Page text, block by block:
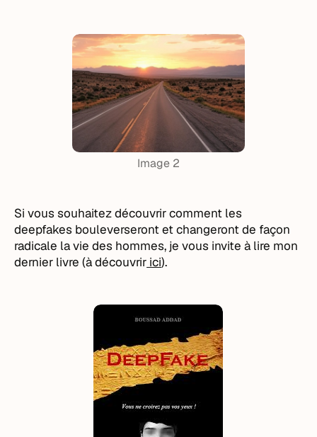
Image 2
Si vous souhaitez découvrir comment les
deepfakes bouleverseront et changeront de façon
radicale la vie des hommes, je vous invite à lire mon
dernier livre (à découvrir ici).